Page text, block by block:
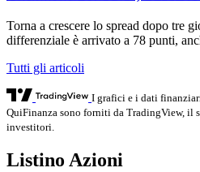
Torna a crescere lo spread dopo tre
differenziale è arrivato a 78 punti,
Tutti gli articoli
I grafici e i dati
QuiFinanza sono forniti da TradingView, il
investitori.
Listino Azioni